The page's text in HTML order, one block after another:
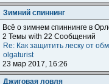
Зимний спиннинг
Всё о зимнем спиннинге в
2 Темы with 22 Сообщений
Re: Как защитить леску от
olgaturist
23 мар 2017, 16:26
Джиговая ловля